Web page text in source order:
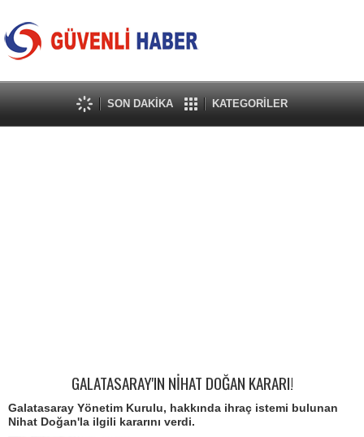
SON DAKİKA KATEGORİLER
GALATASARAY'IN NİHAT DOĞAN KARARI!
Galatasaray Yönetim Kurulu, hakkında ihraç istemi bulunan
Nihat Doğan'la ilgili kararını verdi.